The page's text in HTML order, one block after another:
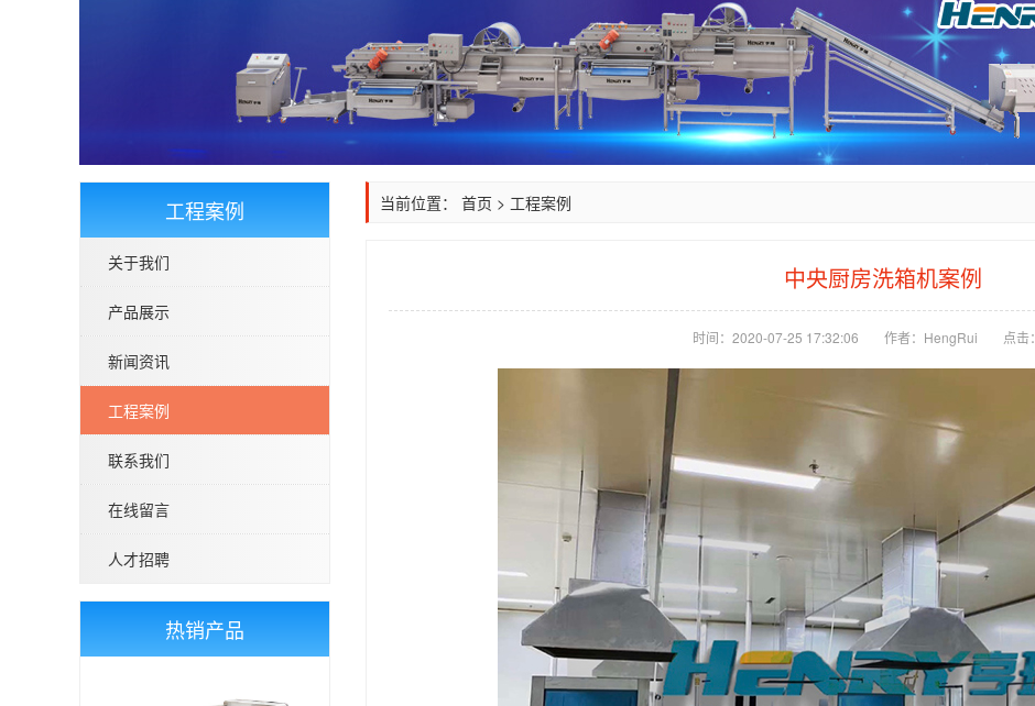
工程案例
关于我们
产品展示
新闻资讯
工程案例
联系我们
在线留言
人才招聘
热销产品
当前位置： 首页 > 工程案例
中央厨房洗箱机案例
时间：2020-07-25 17:32:06 作者：HengRui 点击：